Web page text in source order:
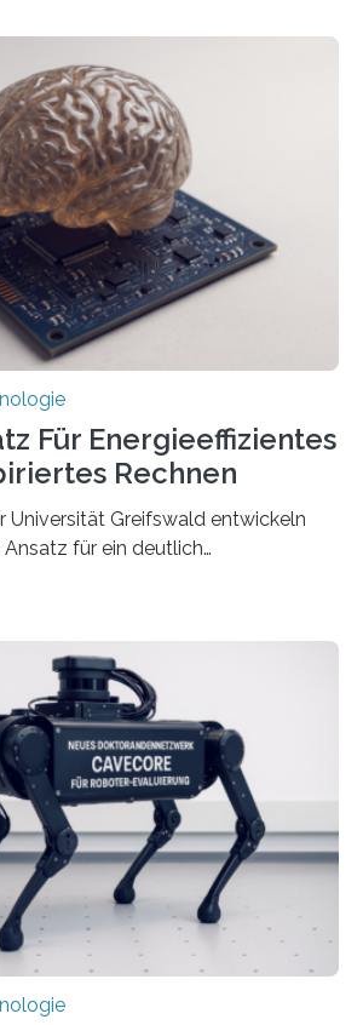
eine neuartige, KI-gestützte
von Emotionen für realistische
entwickelt innovative und
um lebensechte Avatare zu
wichtig ist uns eine ganzheitliche
Stimme, Körperbewegung, Gestik
sind…
Für Energieeffizientes
Rechnen
Universität Greifswald entwickeln
für ein deutlich
vom menschlichen Gehirn. Die
vor
Herkömmliche Silizium-
an ihre Grenzen: Sie verbrauchen
und Verarbeitungseinheiten
getrennt und die Datenübertragung
Anwendungen aus. Da KI-Modelle
und riesige Datenmengen
steigt der Bedarf an neuen
Neben Quantencomputern